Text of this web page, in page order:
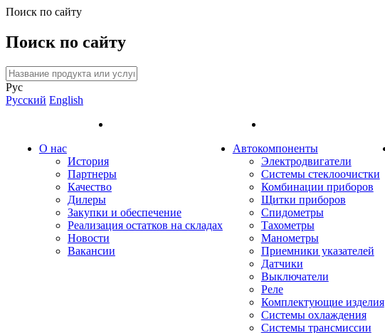
Поиск по сайту
Поиск по сайту
Рус
Русский English
О нас
История
Партнеры
Качество
Дилеры
Закупки и обеспечение
Реализация остатков на складах
Новости
Вакансии
Автокомпоненты
Электродвигатели
Системы стеклоочистки
Комбинации приборов
Щитки приборов
Спидометры
Тахометры
Манометры
Приемники указателей
Датчики
Выключатели
Реле
Комплектующие изделия
Системы охлаждения
Системы трансмиссии